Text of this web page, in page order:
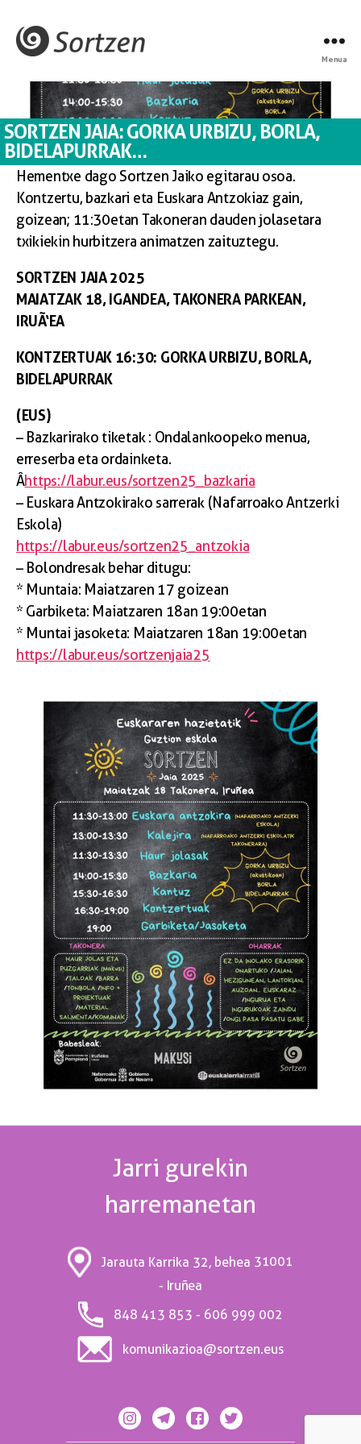
Menua
SORTZEN JAIA: GORKA URBIZU, BORLA,
BIDELAPURRAK…
Hementxe dago Sortzen Jaiko egitarau osoa.
Kontzertu, bazkari eta Euskara Antzokiaz gain,
goizean; 11:30etan Takoneran dauden jolasetara
txikiekin hurbitzera animatzen zaituztegu.
SORTZEN JAIA 2025
MAIATZAK 18, IGANDEA, TAKONERA PARKEAN,
IRUÃ‘EA
KONTZERTUAK 16:30: GORKA URBIZU, BORLA,
BIDELAPURRAK
(EUS)
– Bazkarirako tiketak : Ondalankoopeko menua,
erreserba eta ordainketa.
Âhttps://labur.eus/sortzen25_bazkaria
– Euskara Antzokirako sarrerak (Nafarroako Antzerki
Eskola)
https://labur.eus/sortzen25_antzokia
– Bolondresak behar ditugu:
* Muntaia: Maiatzaren 17 goizean
* Garbiketa: Maiatzaren 18an 19:00etan
* Muntai jasoketa: Maiatzaren 18an 19:00etan
https://labur.eus/sortzenjaia25
Jarri gurekin
harremanetan
Jarauta Karrika 32, behea 31001
- Iruñea
848 413 853 - 606 999 002
komunikazioa@sortzen.eus